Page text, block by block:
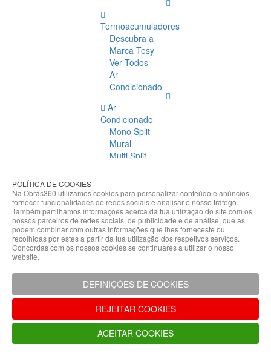
Termoacumuladores
Descubra a
Marca Tesy
Ver Todos
Ar
Condicionado
Ar
Condicionado
Mono Split -
Mural
Multi Split
Condicionado
Acessórios
Climatização
Acessórios
Climatização
Hidráulicas
Controladores
Fixações e
Acessórios
Isolamento
para
Tubagem
POLÍTICA DE COOKIES
Na Obras360 utilizamos cookies para personalizar conteúdo e anúncios,
fornecer funcionalidades de redes sociais e analisar o nosso tráfego.
Também partilhamos informações acerca da tua utilização do site com os
nossos parceiros de redes sociais, de publicidade e de análise, que as
podem combinar com outras informações que lhes forneceste ou
recolhidas por estes a partir da tua utilização dos respetivos serviços.
Concordas com os nossos cookies se continuares a utilizar o nosso
website.
DEFINIÇÕES DE COOKIES
REJEITAR COOKIES
ACEITAR COOKIES